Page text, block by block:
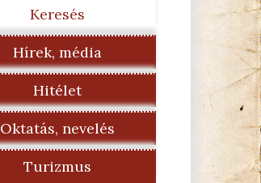
Keresés
Hírek, média
Hitélet
Oktatás, nevelés
Turizmus